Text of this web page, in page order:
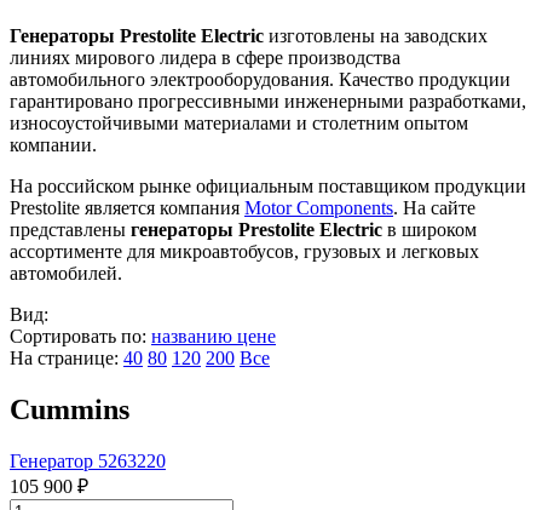
Генераторы Prestolite Electric изготовлены на заводских
линиях мирового лидера в сфере производства
автомобильного электрооборудования. Качество продукции
гарантировано прогрессивными инженерными разработками,
износоустойчивыми материалами и столетним опытом
компании.
На российском рынке официальным поставщиком продукции
Prestolite является компания Motor Components. На сайте
представлены генераторы Prestolite Electric в широком
ассортименте для микроавтобусов, грузовых и легковых
автомобилей.
Вид:
Сортировать по: названию цене
На странице: 40 80 120 200 Все
Cummins
Генератор 5263220
105 900 ₽